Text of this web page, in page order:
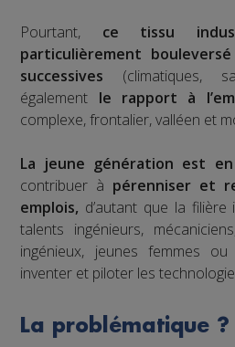
Pourtant, ce tissu
particulièrement
successives (climatiques,
également le rapport à
complexe, frontalier, valléen et
La jeune génération est
contribuer à pérenniser et
emplois, d’autant que la
talents ingénieurs,
ingénieux, jeunes femmes
inventer et piloter les
La problématique ?